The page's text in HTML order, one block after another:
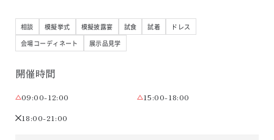
相談 模擬挙式 模擬披露宴 試食 試着
ドレス
会場コーディネート
展示品見学
開催時間
09:00-12:00
15:00-18:00
18:00-21:00